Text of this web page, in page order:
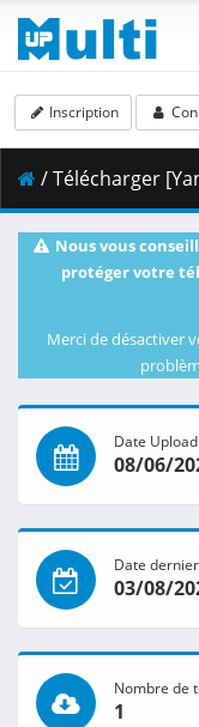
Inscription
/ Télécharger [Yameii] Mashle - Magic and Muscles -
Nous vous
protéger votre
Merci de désactiver
Date Upload
08/06/
Date
03/08/
Nombre de
1